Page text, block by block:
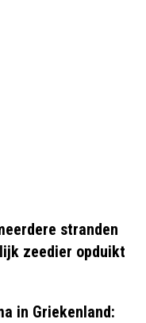
stranden
zeedier opduikt
in Griekenland: